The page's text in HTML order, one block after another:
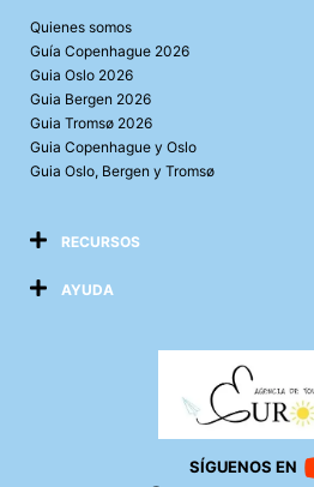
Quienes somos
Guía Copenhague 2026
Guia Oslo 2026
Guia Bergen 2026
Guia Tromsø 2026
Guia Copenhague y Oslo
Guia Oslo, Bergen y Tromsø
RECURSOS
AYUDA
SÍGUENOS EN